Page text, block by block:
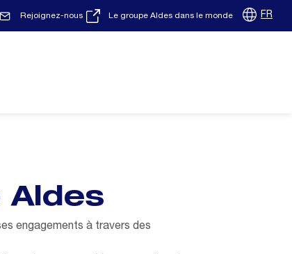
Rejoignez-nous Le groupe Aldes dans le monde FR
Aldes
engagements à travers des